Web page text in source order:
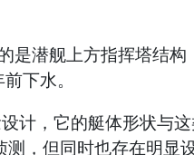
潜舰上方指挥塔结
下水。
，它的艇体形状与
，但同时也存在明显设